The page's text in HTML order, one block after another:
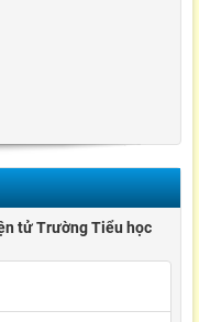
tử Trường Tiểu học